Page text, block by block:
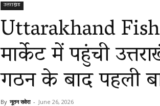
सवेरा
|
उत्तराखंड
Uttarakhand
मार्केट में पहुंची
गठन के बाद पहली
By नूतन सवेरा - June 26, 2026